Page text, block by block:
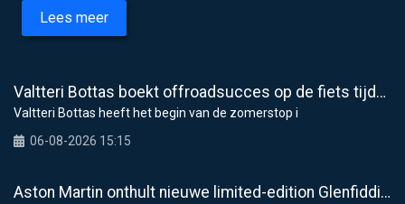
Lees meer
Valtteri Bottas boekt offroadsucces op de fiets tijdens F1-zomerstop
Valtteri Bottas heeft het begin van de zomerstop i
06-08-2026 15:15
Aston Martin onthult nieuwe limited-edition Glenfiddich-whisky